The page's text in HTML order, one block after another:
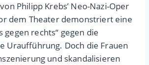
Philipp Krebs’ Neo-Nazi-Oper
dem Theater demonstriert eine
gegen rechts“ gegen die
Uraufführung. Doch die Frauen
und skandalisieren